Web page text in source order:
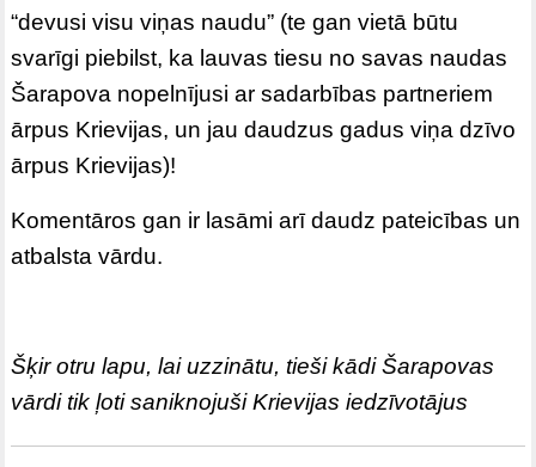
“devusi visu viņas naudu” (te gan vietā būtu
svarīgi piebilst, ka lauvas tiesu no savas naudas
Šarapova nopelnījusi ar sadarbības partneriem
ārpus Krievijas, un jau daudzus gadus viņa dzīvo
ārpus Krievijas)!
Komentāros gan ir lasāmi arī daudz pateicības un
atbalsta vārdu.
Šķir otru lapu, lai uzzinātu, tieši kādi Šarapovas
vārdi tik ļoti saniknojuši Krievijas iedzīvotājus